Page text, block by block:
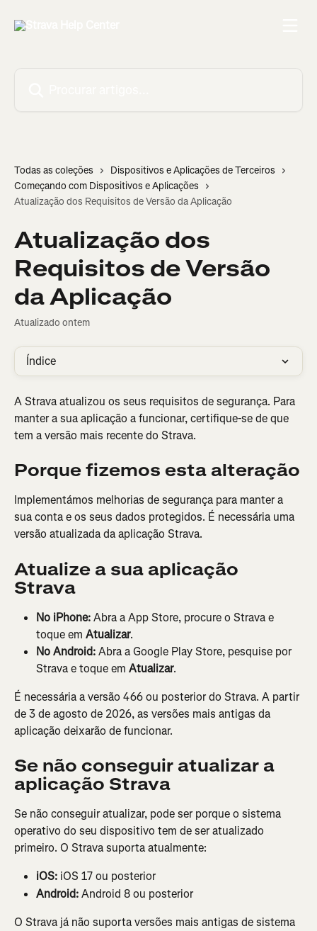
Todas as coleções
Dispositivos e Aplicações de Terceiros
Começando com Dispositivos e Aplicações
Atualização dos Requisitos de Versão da Aplicação
Atualização dos
Requisitos de Versão
da Aplicação
Atualizado ontem
Índice
A Strava atualizou os seus requisitos de segurança. Para
manter a sua aplicação a funcionar, certifique-se de que
tem a versão mais recente do Strava.
Porque fizemos esta alteração
Implementámos melhorias de segurança para manter a
sua conta e os seus dados protegidos. É necessária uma
versão atualizada da aplicação Strava.
Atualize a sua aplicação
Strava
No iPhone: Abra a App Store, procure o Strava e
toque em Atualizar.
No Android: Abra a Google Play Store, pesquise por
Strava e toque em Atualizar.
É necessária a versão 466 ou posterior do Strava. A partir
de 3 de agosto de 2026, as versões mais antigas da
aplicação deixarão de funcionar.
Se não conseguir atualizar a
aplicação Strava
Se não conseguir atualizar, pode ser porque o sistema
operativo do seu dispositivo tem de ser atualizado
primeiro. O Strava suporta atualmente:
iOS: iOS 17 ou posterior
Android: Android 8 ou posterior
O Strava já não suporta versões mais antigas de sistema